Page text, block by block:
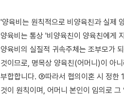
'양육비는 원칙적으로 비양육친과 실제
양육비는 통상 '비양육친이 양육친에게
양육비의 실질적 귀속주체는 조부모가
것이므로, 명목상 양육친(어머니)이 아
부합합니다. ③따라서 협의이혼 시 정한
것이 원칙이며, 어머니 본인이 임의로